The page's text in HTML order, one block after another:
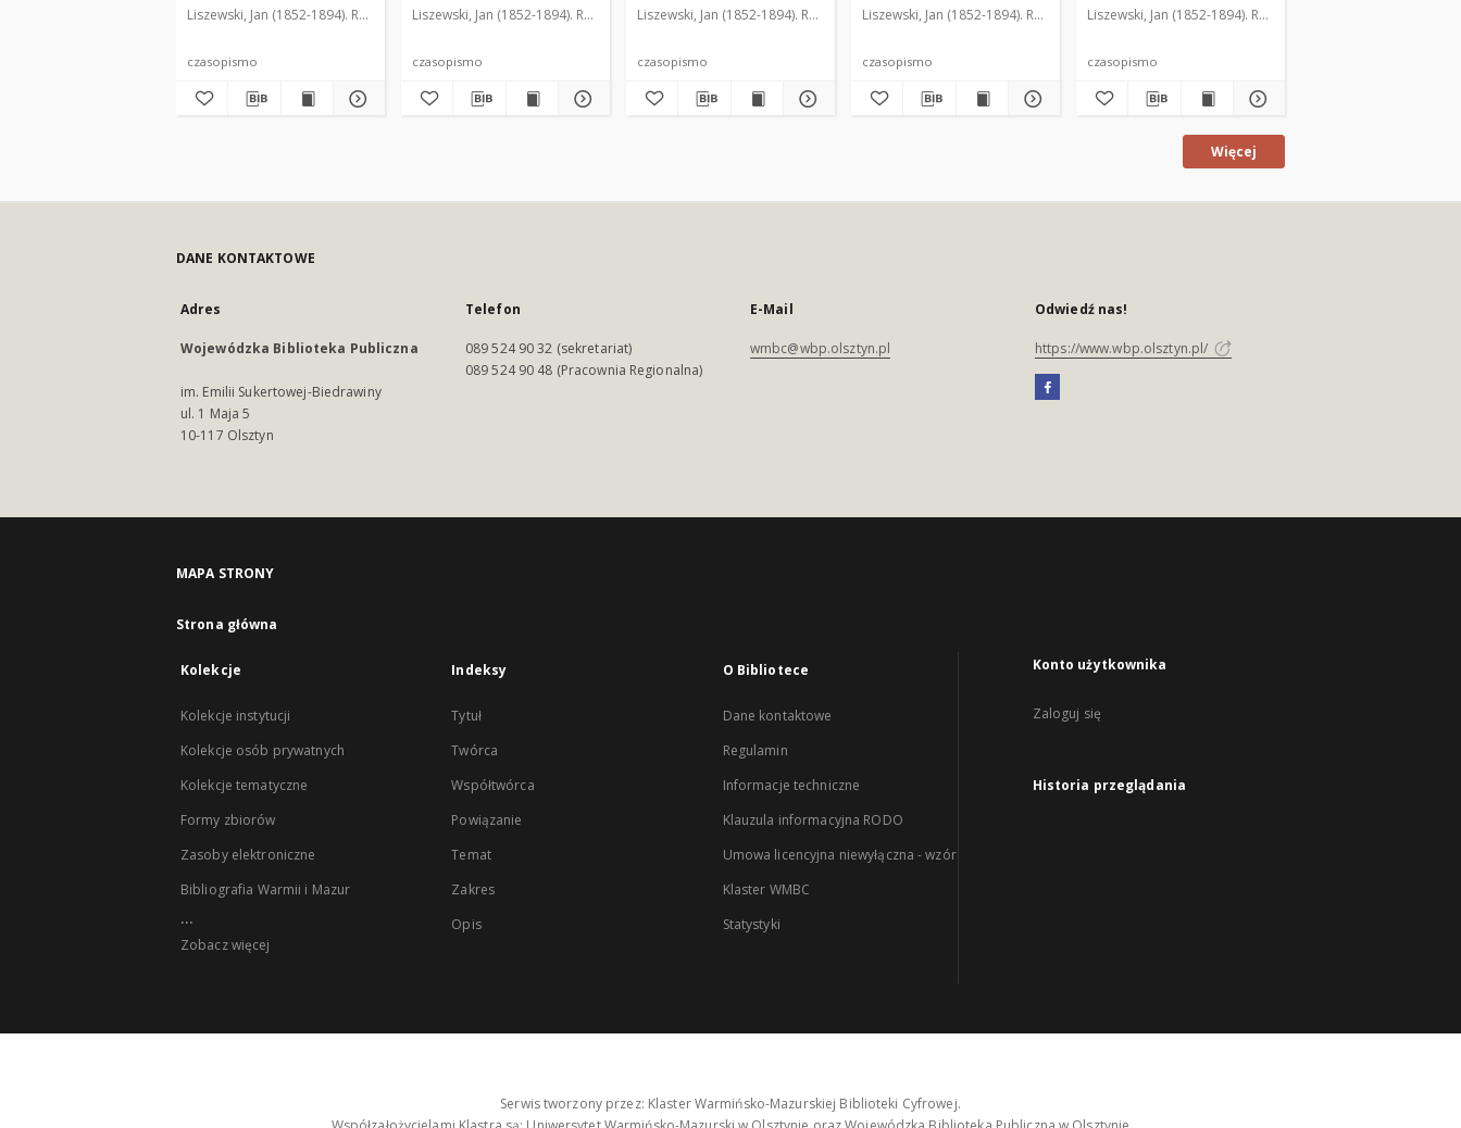
Liszewski, Jan (1852-1894). Red.
czasopismo
Liszewski, Jan (1852-1894). Red.
czasopismo
Liszewski, Jan (1852-1894). Red.
czasopismo
Liszewski, Jan (1852-1894). Red.
czasopismo
Liszewski, Jan (1852-1894). Red.
czasopismo
Więcej
DANE KONTAKTOWE
Adres
Wojewódzka Biblioteka Publiczna
im. Emilii Sukertowej-Biedrawiny
ul. 1 Maja 5
10-117 Olsztyn
Telefon
089 524 90 32 (sekretariat)
089 524 90 48 (Pracownia Regionalna)
E-Mail
wmbc@wbp.olsztyn.pl
Odwiedź nas!
https://www.wbp.olsztyn.pl/
MAPA STRONY
Strona główna
Kolekcje
Kolekcje instytucji
Kolekcje osób prywatnych
Kolekcje tematyczne
Formy zbiorów
Zasoby elektroniczne
Bibliografia Warmii i Mazur
...
Zobacz więcej
Indeksy
Tytuł
Twórca
Współtwórca
Powiązanie
Temat
Zakres
Opis
O Bibliotece
Dane kontaktowe
Regulamin
Informacje techniczne
Klauzula informacyjna RODO
Umowa licencyjna niewyłączna - wzór
Klaster WMBC
Statystyki
Konto użytkownika
Zaloguj się
Historia przeglądania
Serwis tworzony przez: Klaster Warmińsko-Mazurskiej Biblioteki Cyfrowej.